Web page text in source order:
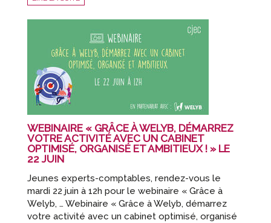
WEBINAIRE « GRÂCE À WELYB, DÉMARREZ
VOTRE ACTIVITÉ AVEC UN CABINET
OPTIMISÉ, ORGANISÉ ET AMBITIEUX ! » LE
22 JUIN
Jeunes experts-comptables, rendez-vous le
mardi 22 juin à 12h pour le webinaire « Grâce à
Welyb, … Webinaire « Grâce à Welyb, démarrez
votre activité avec un cabinet optimisé, organisé